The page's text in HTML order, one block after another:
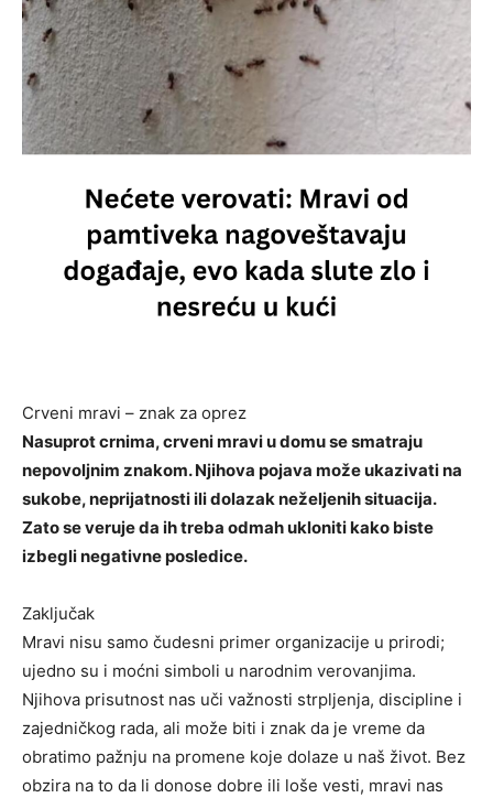
Crveni mravi – znak za oprez
Nasuprot crnima, crveni mravi u domu se smatraju
nepovoljnim znakom. Njihova pojava može ukazivati na
sukobe, neprijatnosti ili dolazak neželjenih situacija.
Zato se veruje da ih treba odmah ukloniti kako biste
izbegli negativne posledice.
Zaključak
Mravi nisu samo čudesni primer organizacije u prirodi;
ujedno su i moćni simboli u narodnim verovanjima.
Njihova prisutnost nas uči važnosti strpljenja, discipline i
zajedničkog rada, ali može biti i znak da je vreme da
obratimo pažnju na promene koje dolaze u naš život. Bez
obzira na to da li donose dobre ili loše vesti, mravi nas